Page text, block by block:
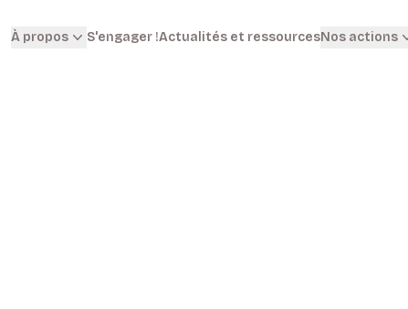
À propos S'engager !Actualités et ressourcesNos actions